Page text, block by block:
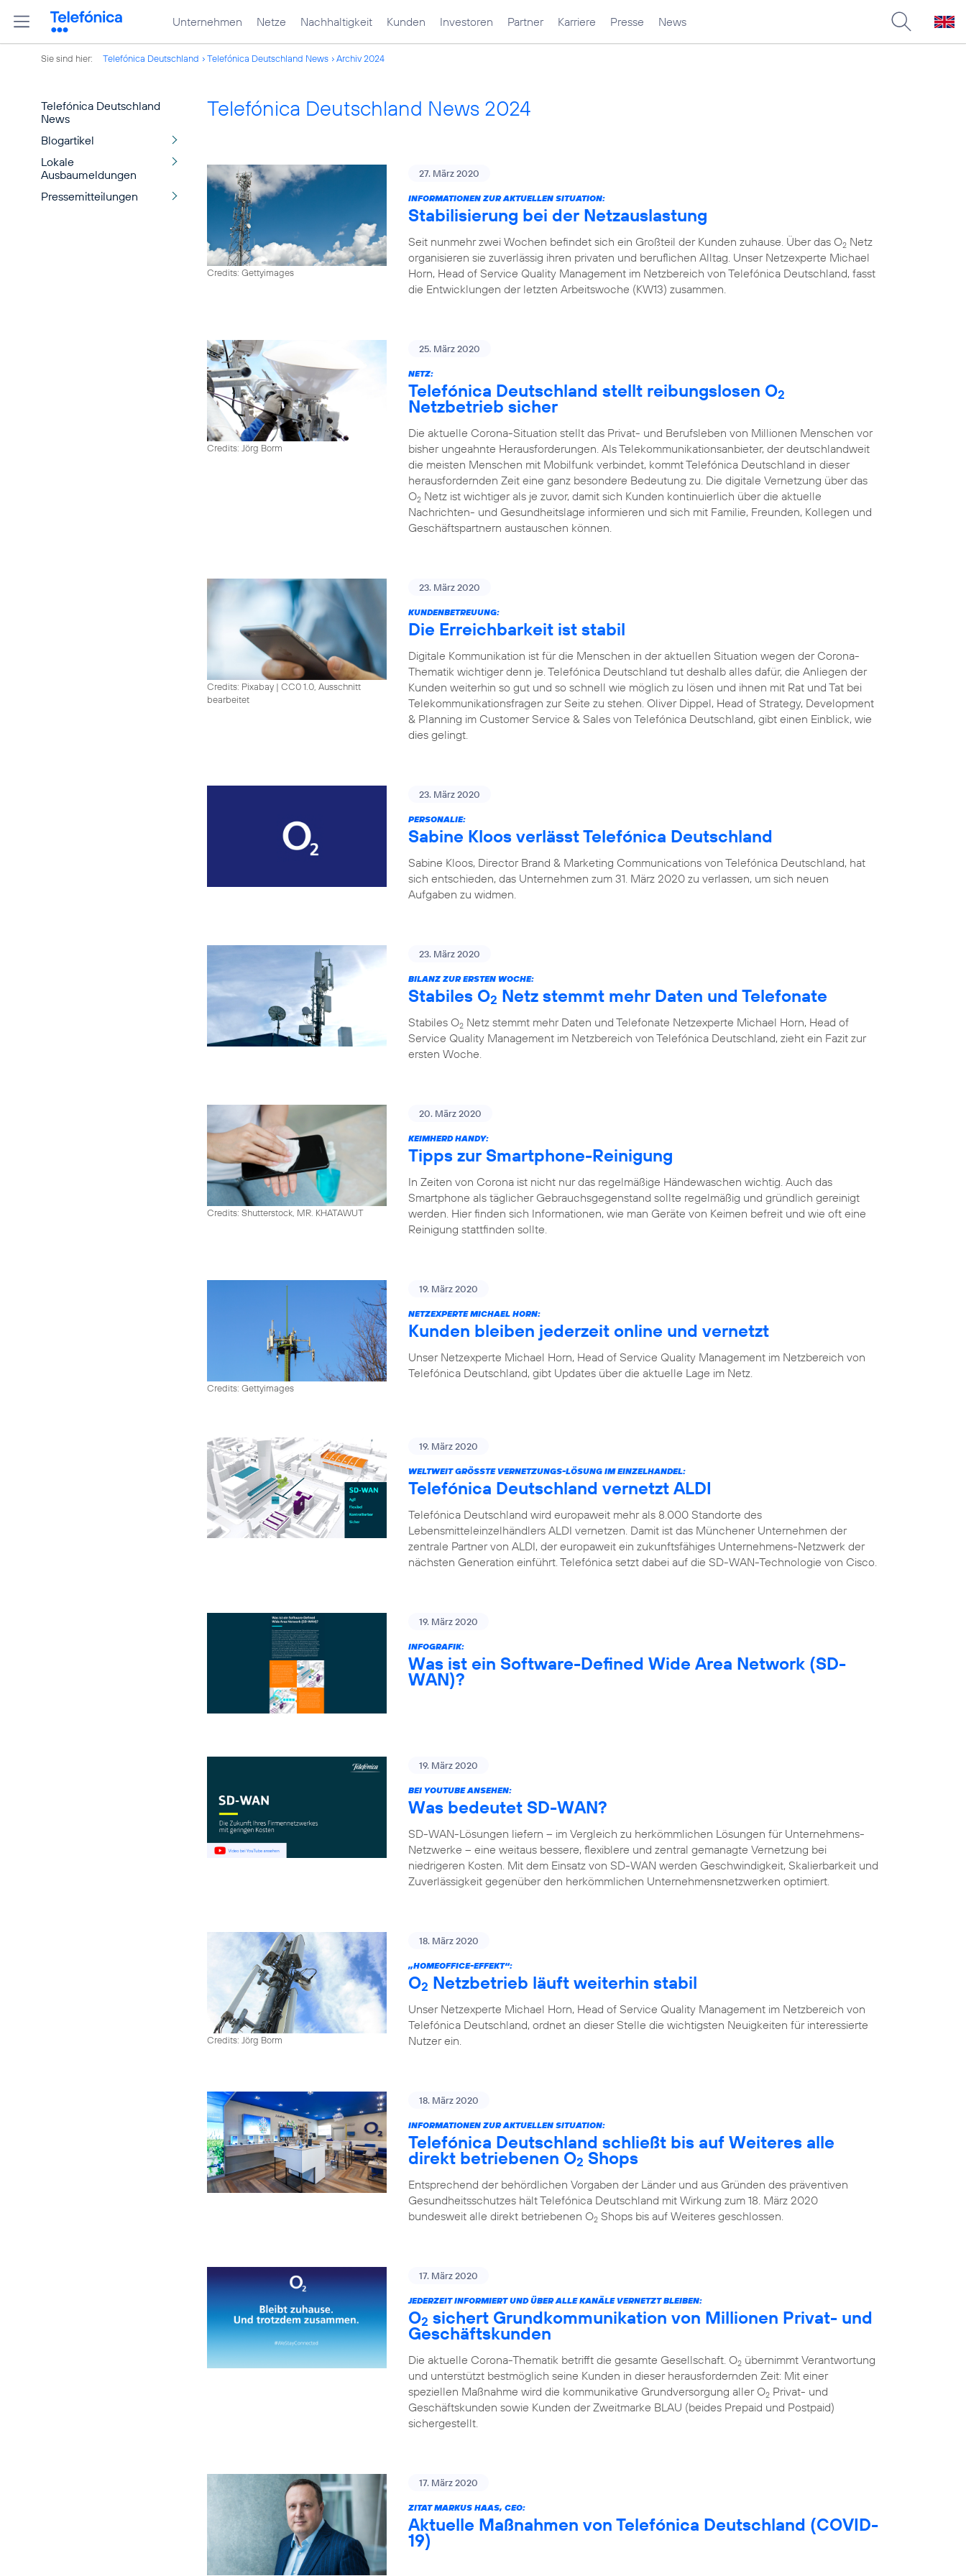
Unternehmen Netze Nachhaltigkeit Kunden Investoren Partner Karriere Presse News
Sie sind hier: Telefónica Deutschland Telefónica Deutschland News Archiv 2024
Telefónica Deutschland
News
Blogartikel
Lokale
Ausbaumeldungen
Pressemitteilungen
Telefónica Deutschland News 2024
Credits: Gettyimages
27. März 2020
INFORMATIONEN ZUR AKTUELLEN SITUATION:
Stabilisierung bei der Netzauslastung
Seit nunmehr zwei Wochen befindet sich ein Großteil der Kunden zuhause. Über das O2 Netz
organisieren sie zuverlässig ihren privaten und beruflichen Alltag. Unser Netzexperte Michael
Horn, Head of Service Quality Management im Netzbereich von Telefónica Deutschland, fasst
die Entwicklungen der letzten Arbeitswoche (KW13) zusammen.
Credits: Jörg Borm
25. März 2020
NETZ:
Telefónica Deutschland stellt reibungslosen O2
Netzbetrieb sicher
Die aktuelle Corona-Situation stellt das Privat- und Berufsleben von Millionen Menschen vor
bisher ungeahnte Herausforderungen. Als Telekommunikationsanbieter, der deutschlandweit
die meisten Menschen mit Mobilfunk verbindet, kommt Telefónica Deutschland in dieser
herausfordernden Zeit eine ganz besondere Bedeutung zu. Die digitale Vernetzung über das
O2 Netz ist wichtiger als je zuvor, damit sich Kunden kontinuierlich über die aktuelle
Nachrichten- und Gesundheitslage informieren und sich mit Familie, Freunden, Kollegen und
Geschäftspartnern austauschen können.
Credits: Pixabay | CC0 1.0, Ausschnitt
bearbeitet
23. März 2020
KUNDENBETREUUNG:
Die Erreichbarkeit ist stabil
Digitale Kommunikation ist für die Menschen in der aktuellen Situation wegen der Corona-
Thematik wichtiger denn je. Telefónica Deutschland tut deshalb alles dafür, die Anliegen der
Kunden weiterhin so gut und so schnell wie möglich zu lösen und ihnen mit Rat und Tat bei
Telekommunikationsfragen zur Seite zu stehen. Oliver Dippel, Head of Strategy, Development
& Planning im Customer Service & Sales von Telefónica Deutschland, gibt einen Einblick, wie
dies gelingt.
23. März 2020
PERSONALIE:
Sabine Kloos verlässt Telefónica Deutschland
Sabine Kloos, Director Brand & Marketing Communications von Telefónica Deutschland, hat
sich entschieden, das Unternehmen zum 31. März 2020 zu verlassen, um sich neuen
Aufgaben zu widmen.
23. März 2020
BILANZ ZUR ERSTEN WOCHE:
Stabiles O2 Netz stemmt mehr Daten und Telefonate
Stabiles O2 Netz stemmt mehr Daten und Telefonate Netzexperte Michael Horn, Head of
Service Quality Management im Netzbereich von Telefónica Deutschland, zieht ein Fazit zur
ersten Woche.
Credits: Shutterstock, MR. KHATAWUT
20. März 2020
KEIMHERD HANDY:
Tipps zur Smartphone-Reinigung
In Zeiten von Corona ist nicht nur das regelmäßige Händewaschen wichtig. Auch das
Smartphone als täglicher Gebrauchsgegenstand sollte regelmäßig und gründlich gereinigt
werden. Hier finden sich Informationen, wie man Geräte von Keimen befreit und wie oft eine
Reinigung stattfinden sollte.
Credits: Gettyimages
19. März 2020
NETZEXPERTE MICHAEL HORN:
Kunden bleiben jederzeit online und vernetzt
Unser Netzexperte Michael Horn, Head of Service Quality Management im Netzbereich von
Telefónica Deutschland, gibt Updates über die aktuelle Lage im Netz.
19. März 2020
WELTWEIT GRÖSSTE VERNETZUNGS-LÖSUNG IM EINZELHANDEL:
Telefónica Deutschland vernetzt ALDI
Telefónica Deutschland wird europaweit mehr als 8.000 Standorte des
Lebensmitteleinzelhändlers ALDI vernetzen. Damit ist das Münchener Unternehmen der
zentrale Partner von ALDI, der europaweit ein zukunftsfähiges Unternehmens-Netzwerk der
nächsten Generation einführt. Telefónica setzt dabei auf die SD-WAN-Technologie von Cisco.
19. März 2020
INFOGRAFIK:
Was ist ein Software-Defined Wide Area Network (SD-
WAN)?
19. März 2020
BEI YOUTUBE ANSEHEN:
Was bedeutet SD-WAN?
SD-WAN-Lösungen liefern – im Vergleich zu herkömmlichen Lösungen für Unternehmens-
Netzwerke – eine weitaus bessere, flexiblere und zentral gemanagte Vernetzung bei
niedrigeren Kosten. Mit dem Einsatz von SD-WAN werden Geschwindigkeit, Skalierbarkeit und
Zuverlässigkeit gegenüber den herkömmlichen Unternehmensnetzwerken optimiert.
Credits: Jörg Borm
18. März 2020
„HOMEOFFICE-EFFEKT“:
O2 Netzbetrieb läuft weiterhin stabil
Unser Netzexperte Michael Horn, Head of Service Quality Management im Netzbereich von
Telefónica Deutschland, ordnet an dieser Stelle die wichtigsten Neuigkeiten für interessierte
Nutzer ein.
18. März 2020
INFORMATIONEN ZUR AKTUELLEN SITUATION:
Telefónica Deutschland schließt bis auf Weiteres alle
direkt betriebenen O2 Shops
Entsprechend der behördlichen Vorgaben der Länder und aus Gründen des präventiven
Gesundheitsschutzes hält Telefónica Deutschland mit Wirkung zum 18. März 2020
bundesweit alle direkt betriebenen O2 Shops bis auf Weiteres geschlossen.
17. März 2020
JEDERZEIT INFORMIERT UND ÜBER ALLE KANÄLE VERNETZT BLEIBEN:
O2 sichert Grundkommunikation von Millionen Privat- und
Geschäftskunden
Die aktuelle Corona-Thematik betrifft die gesamte Gesellschaft. O2 übernimmt Verantwortung
und unterstützt bestmöglich seine Kunden in dieser herausfordernden Zeit: Mit einer
speziellen Maßnahme wird die kommunikative Grundversorgung aller O2 Privat- und
Geschäftskunden sowie Kunden der Zweitmarke BLAU (beides Prepaid und Postpaid)
sichergestellt.
17. März 2020
ZITAT MARKUS HAAS, CEO:
Aktuelle Maßnahmen von Telefónica Deutschland (COVID-
19)